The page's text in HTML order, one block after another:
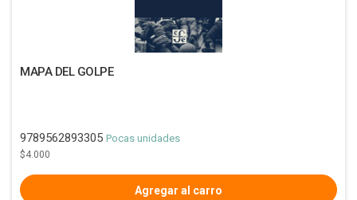
MAPA DEL GOLPE
9789562893305 Pocas unidades
$4.000